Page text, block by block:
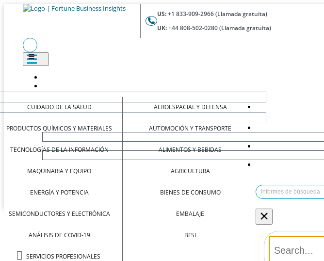
US:+1 833-909-2966 (Llamada gratuita)
UK:+44 808-502-0280 (Llamada gratuita)
CUIDADO DE LA SALUD
PRODUCTOS QUÍMICOS Y MATERIALES
TECNOLOGÍAS DE LA INFORMACIÓN
MAQUINARIA Y EQUIPO
ENERGÍA Y POTENCIA
SEMICONDUCTORES Y ELECTRÓNICA
ANÁLISIS DE COVID-19
SERVICIOS PROFESIONALES
AEROESPACIAL Y DEFENSA
AUTOMOCIÓN Y TRANSPORTE
ALIMENTOS Y BEBIDAS
AGRICULTURA
BIENES DE CONSUMO
EMBALAJE
BFSI
×